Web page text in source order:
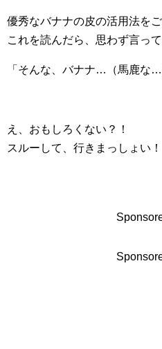
優秀なバナナの皮の活用法を
これを読んだら、思わず言っ
「そんな、バナナ…（馬鹿な…
え、おもしろくない？！
スルーして、行きまっしょい！